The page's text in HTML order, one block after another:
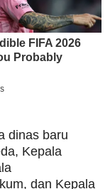
dinas baru
Kepala
dan Kepala